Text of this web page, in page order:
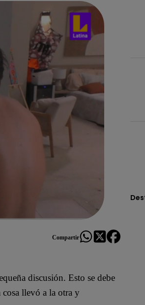
Compartir
discusión. Esto se debe
cosa llevó a la otra y